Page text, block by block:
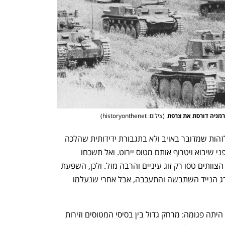
הבית של ההייטק הישראלי
דורסת את צרפת (צילום: historyonthenet )